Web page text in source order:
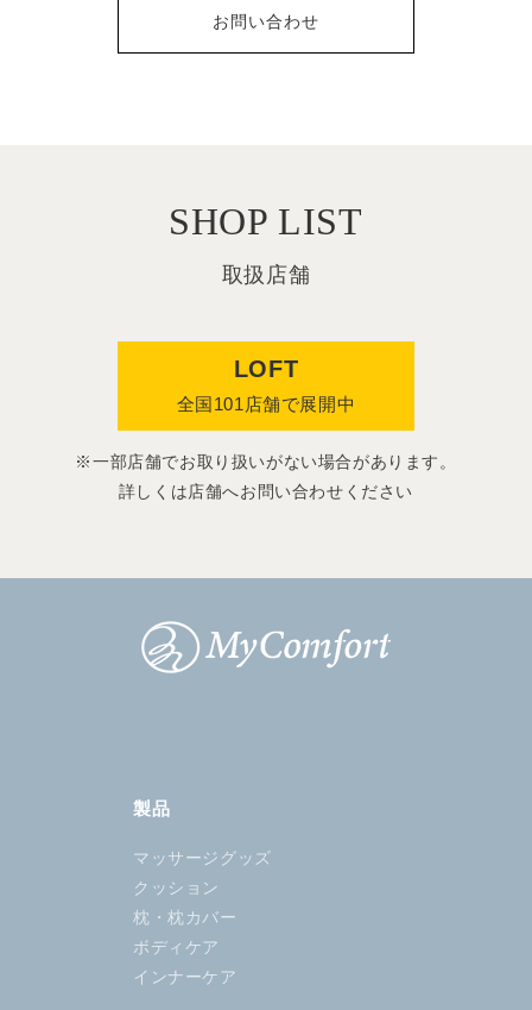
お問い合わせ
SHOP LIST
取扱店舗
LOFT
全国101店舗で展開中
※一部店舗でお取り扱いがない場合があります。
詳しくは店舗へお問い合わせください
製品
マッサージグッズ
クッション
枕・枕カバー
ボディケア
インナーケア